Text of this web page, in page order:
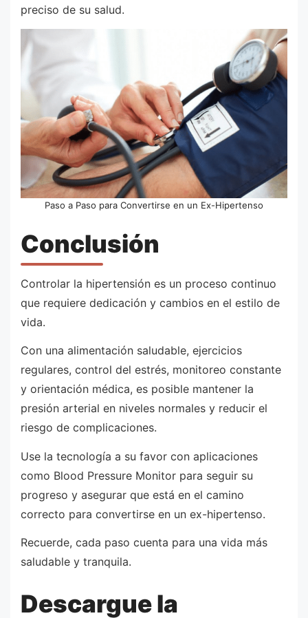
preciso de su salud.
Paso a Paso para Convertirse en un Ex-Hipertenso
Conclusión
Controlar la hipertensión es un proceso continuo
que requiere dedicación y cambios en el estilo de
vida.
Con una alimentación saludable, ejercicios
regulares, control del estrés, monitoreo constante
y orientación médica, es posible mantener la
presión arterial en niveles normales y reducir el
riesgo de complicaciones.
Use la tecnología a su favor con aplicaciones
como Blood Pressure Monitor para seguir su
progreso y asegurar que está en el camino
correcto para convertirse en un ex-hipertenso.
Recuerde, cada paso cuenta para una vida más
saludable y tranquila.
Descargue la